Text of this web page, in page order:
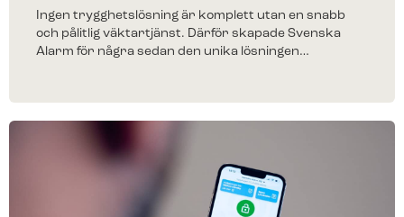
Ingen trygghetslösning är komplett utan en snabb
och pålitlig väktartjänst. Därför skapade Svenska
Alarm för några sedan den unika lösningen…